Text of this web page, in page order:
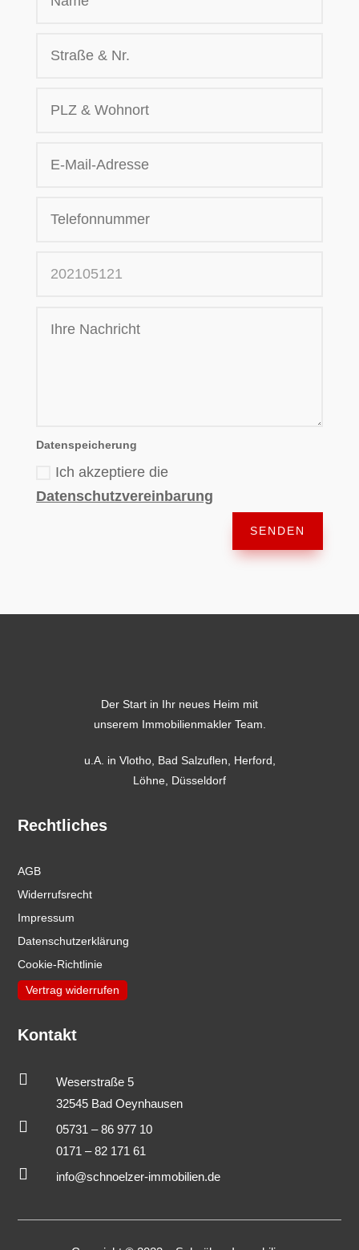
Datenspeicherung
Ich akzeptiere die
Datenschutzvereinbarung
SENDEN
Der Start in Ihr neues Heim mit
unserem Immobilienmakler Team.
u.A. in Vlotho, Bad Salzuflen, Herford,
Löhne, Düsseldorf
Rechtliches
AGB
Widerrufsrecht
Impressum
Datenschutzerklärung
Cookie-Richtlinie
Vertrag widerrufen
Kontakt

Weserstraße 5
32545 Bad Oeynhausen

05731 – 86 977 10
0171 – 82 171 61
 info@schnoelzer-immobilien.de